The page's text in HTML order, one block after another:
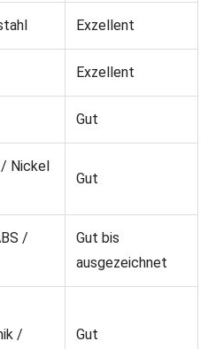
Exzellent
Exzellent
Gut
Nickel
Gut
/
Gut bis
ausgezeichnet
/
Gut